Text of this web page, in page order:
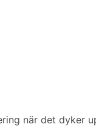
när det dyker